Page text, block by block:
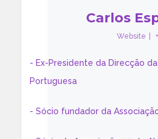
Carlos
Website
- Ex-Presidente da Direcção
Portuguesa
- Sócio fundador da